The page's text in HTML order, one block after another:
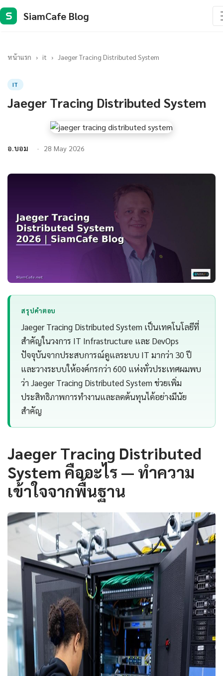
S SiamCafe Blog
หน้าแรก › it › Jaeger Tracing Distributed System
IT
Jaeger Tracing Distributed System
อ.บอม 28 May 2026
สรุปคำตอบ
Jaeger Tracing Distributed System เป็นเทคโนโลยีที่
สำคัญในวงการ IT Infrastructure และ DevOps
ปัจจุบันจากประสบการณ์ดูแลระบบ IT มากว่า 30 ปี
และวางระบบให้องค์กรกว่า 600 แห่งทั่วประเทศผมพบ
ว่า Jaeger Tracing Distributed System ช่วยเพิ่ม
ประสิทธิภาพการทำงานและลดต้นทุนได้อย่างมีนัย
สำคัญ
Jaeger Tracing Distributed
System คืออะไร — ทำความ
เข้าใจจากพื้นฐาน